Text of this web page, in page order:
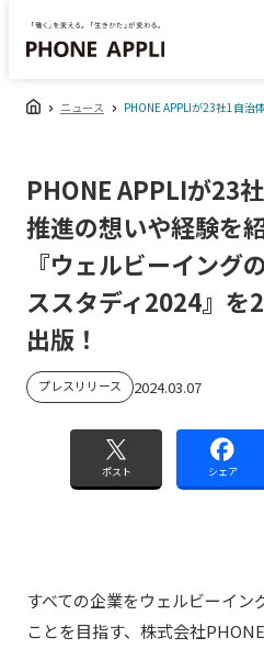
ニュース PHONE APPLIが23社1自治体と共に、DX推進の想いや経験を紹介した一冊『ウェルビーイングのための最新DX
PHONE APPLIが23
推進の想いや経験を
『ウェルビーイング
ススタディ2024』を
出版！
プレスリリース 2024.03.07
ポスト シェア
すべての企業をウェルビーイン
ことを目指す、株式会社